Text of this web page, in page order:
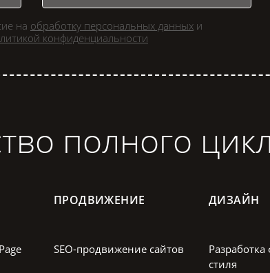
на обработку персональных данных и
конфиденциальности
полного
ПРОДВИЖЕНИЕ
SEO-продвижение сайтов
ДИЗАЙН
стиля